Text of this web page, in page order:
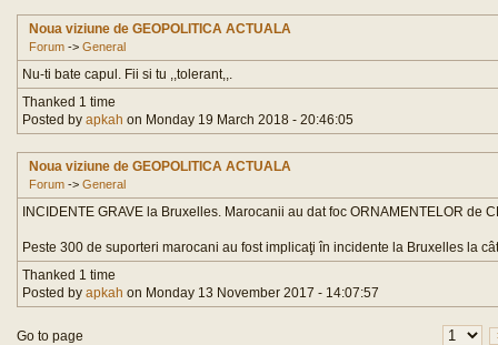
Noua viziune de GEOPOLITICA ACTUALA
Forum -> General
Nu-ti bate capul. Fii si tu ,,tolerant,,.
Thanked 1 time
Posted by apkah on Monday 19 March 2018 - 20:46:05
Noua viziune de GEOPOLITICA ACTUALA
Forum -> General
INCIDENTE GRAVE la Bruxelles. Marocanii au dat foc ORNAMENTELOR de
Peste 300 de suporteri marocani au fost implicaţi în incidente la Bruxelles la
Thanked 1 time
Posted by apkah on Monday 13 November 2017 - 14:07:57
Go to page